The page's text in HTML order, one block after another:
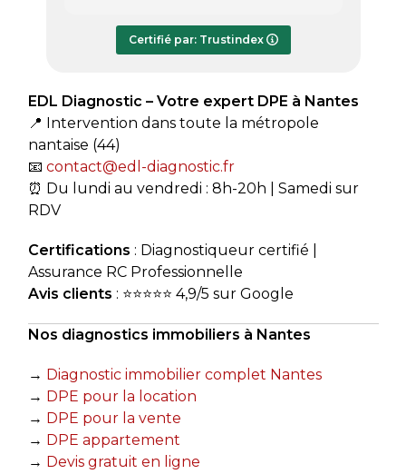
Le rapport de diagnostic m’a été
transmis dès le lundi soir, ce qui est
recommande sans hésiter.
Certifié par: Trustindex
EDL Diagnostic – Votre expert DPE à Nantes
📍 Intervention dans toute la métropole
nantaise (44)
📧 contact@edl-diagnostic.fr
⏰ Du lundi au vendredi : 8h-20h | Samedi sur
RDV
Certifications : Diagnostiqueur certifié |
Assurance RC Professionnelle
Avis clients : ⭐⭐⭐⭐⭐ 4,9/5 sur Google
Nos diagnostics immobiliers à Nantes
→ Diagnostic immobilier complet Nantes
→ DPE pour la location
→ DPE pour la vente
→ DPE appartement
→ Devis gratuit en ligne